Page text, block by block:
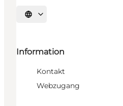
Sprache auswählen
Information
Kontakt
Webzugang